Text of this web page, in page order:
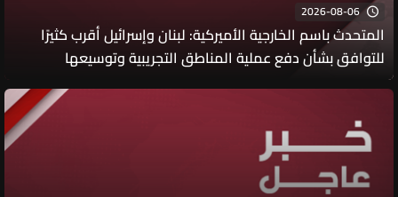
2026-08-06
المتحدث باسم الخارجية الأميركية: لبنان وإسرائيل أقرب كثيرًا
للتوافق بشأن دفع عملية المناطق التجريبية وتوسيعها